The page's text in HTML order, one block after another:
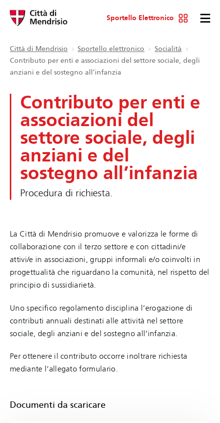
Sportello Elettronico
Città di Mendrisio Sportello elettronico
Socialità
Contributo per enti e associazioni del settore sociale, degli
anziani e del sostegno all’infanzia
Contributo per enti e
associazioni del
settore sociale, degli
anziani e del
sostegno all’infanzia
Procedura di richiesta.
La Città di Mendrisio promuove e valorizza le forme di
collaborazione con il terzo settore e con cittadini/e
attivi/e in associazioni, gruppi informali e/o coinvolti in
progettualità che riguardano la comunità, nel rispetto del
principio di sussidiarietà.
Uno specifico regolamento disciplina l’erogazione di
contributi annuali destinati alle attività nel settore
sociale, degli anziani e del sostegno all’infanzia.
Per ottenere il contributo occorre inoltrare richiesta
mediante l’allegato formulario.
Documenti da scaricare